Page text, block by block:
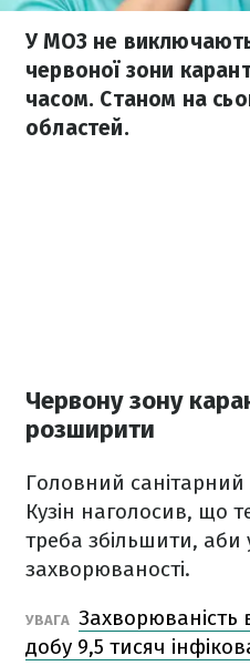
У МОЗ не
червоної зони
часом. Станом на
областей.
Червону зону
розширити
Головний санітарний
Кузін наголосив, що
треба збільшити, аби
захворюваності.
УВАГА Захворюваність
добу 9,5 тисяч